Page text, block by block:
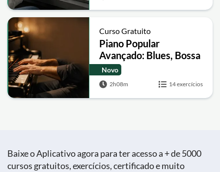
Curso Gratuito
Piano Popular
Avançado: Blues, Bossa
Nova e Piano Solo
Novo
2h08m 14 exercícios
Baixe o Aplicativo agora para ter acesso a + de 5000
cursos gratuitos, exercícios, certificado e muito